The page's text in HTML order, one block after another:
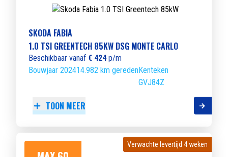
SKODA FABIA
1.0 TSI GREENTECH 85KW DSG MONTE CARLO
Beschikbaar vanaf € 424p/m
Bouwjaar 202414.982 km geredenKenteken
GVJ84Z
TOON MEER
Verwachte levertijd 4 weken
Verwachte levertijd 4 weken